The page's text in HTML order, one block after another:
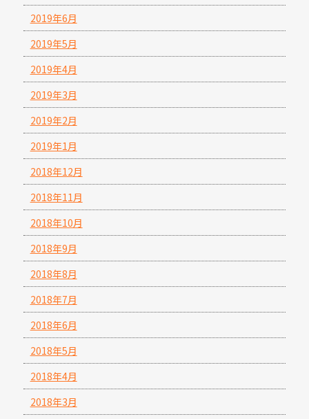
2019年6月
2019年5月
2019年4月
2019年3月
2019年2月
2019年1月
2018年12月
2018年11月
2018年10月
2018年9月
2018年8月
2018年7月
2018年6月
2018年5月
2018年4月
2018年3月